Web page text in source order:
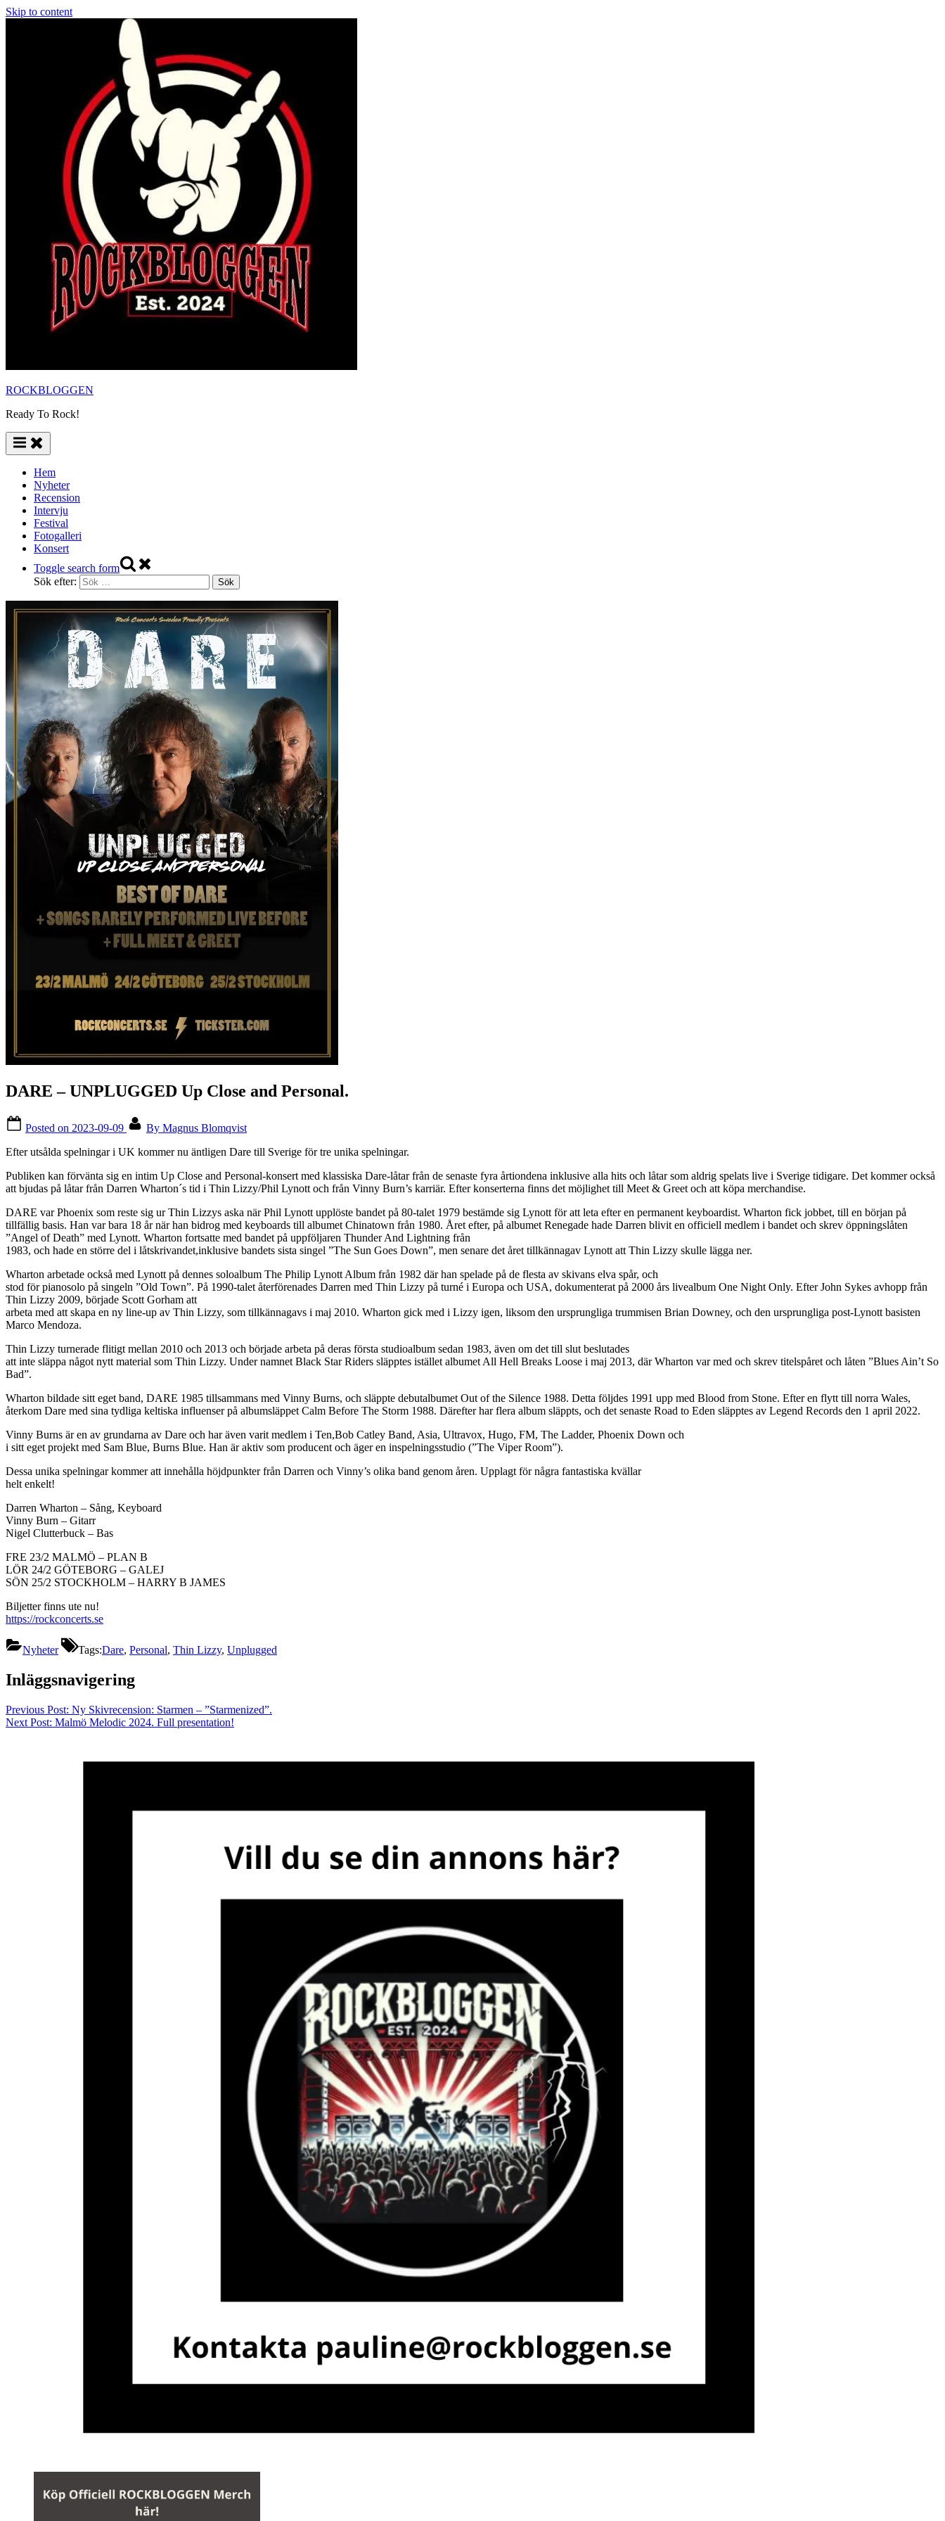
Skip to content
ROCKBLOGGEN
Ready To Rock!
Hem
Nyheter
Recension
Intervju
Festival
Fotogalleri
Konsert
Toggle search form
Sök efter:
DARE – UNPLUGGED Up Close and Personal.
Posted on 2023-09-09 By Magnus Blomqvist
Efter utsålda spelningar i UK kommer nu äntligen Dare till Sverige för tre unika spelningar.
Publiken kan förvänta sig en intim Up Close and Personal-konsert med klassiska Dare-låtar från de senaste fyra årtiondena inklusive alla hits och låtar som aldrig spelats live i Sverige tidigare. Det kommer också
att bjudas på låtar från Darren Wharton´s tid i Thin Lizzy/Phil Lynott och från Vinny Burn’s karriär. Efter konserterna finns det möjlighet till Meet & Greet och att köpa merchandise.
DARE var Phoenix som reste sig ur Thin Lizzys aska när Phil Lynott upplöste bandet på 80-talet 1979 bestämde sig Lynott för att leta efter en permanent keyboardist. Wharton fick jobbet, till en början på
tillfällig basis. Han var bara 18 år när han bidrog med keyboards till albumet Chinatown från 1980. Året efter, på albumet Renegade hade Darren blivit en officiell medlem i bandet och skrev öppningslåten
”Angel of Death” med Lynott. Wharton fortsatte med bandet på uppföljaren Thunder And Lightning från
1983, och hade en större del i låtskrivandet,inklusive bandets sista singel ”The Sun Goes Down”, men senare det året tillkännagav Lynott att Thin Lizzy skulle lägga ner.
Wharton arbetade också med Lynott på dennes soloalbum The Philip Lynott Album från 1982 där han spelade på de flesta av skivans elva spår, och
stod för pianosolo på singeln ”Old Town”. På 1990-talet återförenades Darren med Thin Lizzy på turné i Europa och USA, dokumenterat på 2000 års livealbum One Night Only. Efter John Sykes avhopp från
Thin Lizzy 2009, började Scott Gorham att
arbeta med att skapa en ny line-up av Thin Lizzy, som tillkännagavs i maj 2010. Wharton gick med i Lizzy igen, liksom den ursprungliga trummisen Brian Downey, och den ursprungliga post-Lynott basisten
Marco Mendoza.
Thin Lizzy turnerade flitigt mellan 2010 och 2013 och började arbeta på deras första studioalbum sedan 1983, även om det till slut beslutades
att inte släppa något nytt material som Thin Lizzy. Under namnet Black Star Riders släpptes istället albumet All Hell Breaks Loose i maj 2013, där Wharton var med och skrev titelspåret och låten ”Blues Ain’t So
Bad”.
Wharton bildade sitt eget band, DARE 1985 tillsammans med Vinny Burns, och släppte debutalbumet Out of the Silence 1988. Detta följdes 1991 upp med Blood from Stone. Efter en flytt till norra Wales,
återkom Dare med sina tydliga keltiska influenser på albumsläppet Calm Before The Storm 1988. Därefter har flera album släppts, och det senaste Road to Eden släpptes av Legend Records den 1 april 2022.
Vinny Burns är en av grundarna av Dare och har även varit medlem i Ten,Bob Catley Band, Asia, Ultravox, Hugo, FM, The Ladder, Phoenix Down och
i sitt eget projekt med Sam Blue, Burns Blue. Han är aktiv som producent och äger en inspelningsstudio (”The Viper Room”).
Dessa unika spelningar kommer att innehålla höjdpunkter från Darren och Vinny’s olika band genom åren. Upplagt för några fantastiska kvällar
helt enkelt!
Darren Wharton – Sång, Keyboard
Vinny Burn – Gitarr
Nigel Clutterbuck – Bas
FRE 23/2 MALMÖ – PLAN B
LÖR 24/2 GÖTEBORG – GALEJ
SÖN 25/2 STOCKHOLM – HARRY B JAMES
Biljetter finns ute nu!
https://rockconcerts.se
Nyheter Tags:Dare, Personal, Thin Lizzy, Unplugged
Inläggsnavigering
Previous Post: Ny Skivrecension: Starmen – ”Starmenized”.
Next Post: Malmö Melodic 2024. Full presentation!